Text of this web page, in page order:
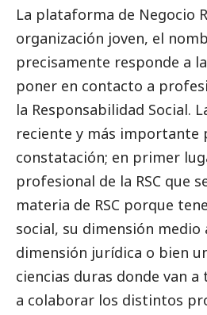
La plataforma de Negocio
organización joven, el
precisamente responde a
poner en contacto a
la Responsabilidad Social.
reciente y más importante
constatación; en primer
profesional de la RSC que
materia de RSC porque
social, su dimensión
dimensión jurídica o bien
ciencias duras donde van
a colaborar los distintos